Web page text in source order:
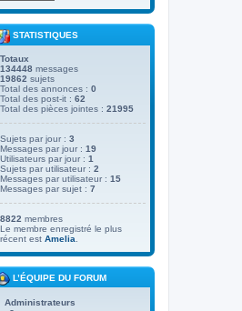
STATISTIQUES
Totaux
134448 messages
19862 sujets
Total des annonces : 0
Total des post-it : 62
Total des pièces jointes : 21995
Sujets par jour : 3
Messages par jour : 19
Utilisateurs par jour : 1
Sujets par utilisateur : 2
Messages par utilisateur : 15
Messages par sujet : 7
8822 membres
Le membre enregistré le plus
récent est Amelia
L’ÉQUIPE DU FORUM
Administrateurs